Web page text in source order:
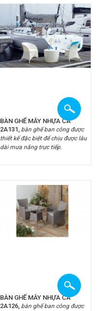
BÀN GHẾ MÂY NHỰA CA
2A131, bàn ghế ban công được
thiết kế đặc biệt để chịu được lâu
dài mưa nắng trực tiếp.
BÀN GHẾ MÂY NHỰA CA
2A126, bàn ghế ban công được